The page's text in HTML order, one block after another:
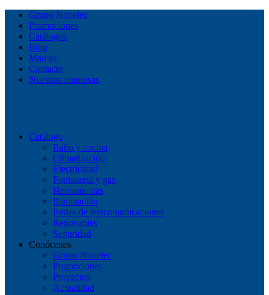
Grupo Novelec
Promociones
Catálogos
Blog
Marcas
Contacto
Nuestras empresas
Catálogo
Baño y cocina
Climatización
Electricidad
Fontanería y gas
Herramientas
Iluminación
Redes de telecomunicaciones
Renovables
Seguridad
Conócenos
Grupo Novelec
Promociones
Proyectos
Actualidad